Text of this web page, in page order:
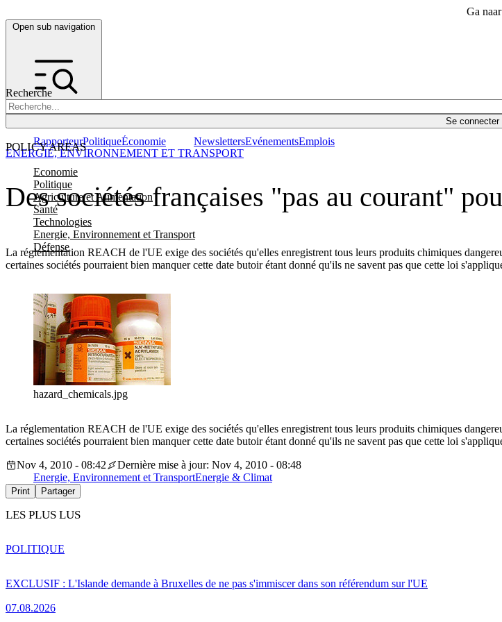
Ga
Open sub navigation
Recherche
Se connecter
POLICY AREAS
Economie
Politique
Agriculture et Alimentation
Santé
Technologies
Energie, Environnement et Transport
Défense
RapporteurPolitiqueÉconomie NewslettersEvénementsEmplois
Des sociétés françaises "pas au courant"
La réglementation REACH de l'UE exige des sociétés qu'elles enregistrent tous leurs produits chimiques
certaines sociétés pourraient bien manquer cette date butoir étant donné qu'ils ne savent pas que cette loi
ENERGIE, ENVIRONNEMENT ET TRANSPORT
hazard_chemicals.jpg
La réglementation REACH de l'UE exige des sociétés qu'elles enregistrent tous leurs produits chimiques
certaines sociétés pourraient bien manquer cette date butoir étant donné qu'ils ne savent pas que cette loi
Nov 4, 2010 - 08:42
Dernière mise à jour: Nov 4, 2010 - 08:48
Energie, Environnement et TransportEnergie & Climat
Print Partager
LES PLUS LUS
EXCLUSIF : L'Islande demande à Bruxelles de ne pas s'immiscer dans son référendum sur l'UE
07.08.2026
POLITIQUE